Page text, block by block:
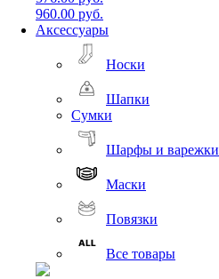
960.00 руб.
Аксессуары
Носки
Шапки
Сумки
Шарфы и варежки
Маски
Повязки
Все товары